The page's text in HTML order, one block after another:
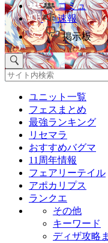
コミュ
速報
掲示板
ユニット一覧
フェスまとめ
最強ランキング
リセマラ
おすすめバグマ
11周年情報
フェアリーテイル
アポカリプス
ランクエ
その他
キーワード
ディザ攻略